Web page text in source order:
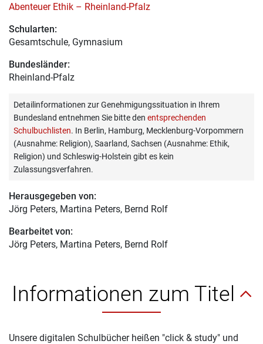
Abenteuer Ethik – Rheinland-Pfalz
Schularten:
Gesamtschule, Gymnasium
Bundesländer:
Rheinland-Pfalz
Detailinformationen zur Genehmigungssituation in Ihrem
Bundesland entnehmen Sie bitte den entsprechenden
Schulbuchlisten. In Berlin, Hamburg, Mecklenburg-Vorpommern
(Ausnahme: Religion), Saarland, Sachsen (Ausnahme: Ethik,
Religion) und Schleswig-Holstein gibt es kein
Zulassungsverfahren.
Herausgegeben von:
Jörg Peters, Martina Peters, Bernd Rolf
Bearbeitet von:
Jörg Peters, Martina Peters, Bernd Rolf
Informationen zum Titel
Unsere digitalen Schulbücher heißen "click & study" und